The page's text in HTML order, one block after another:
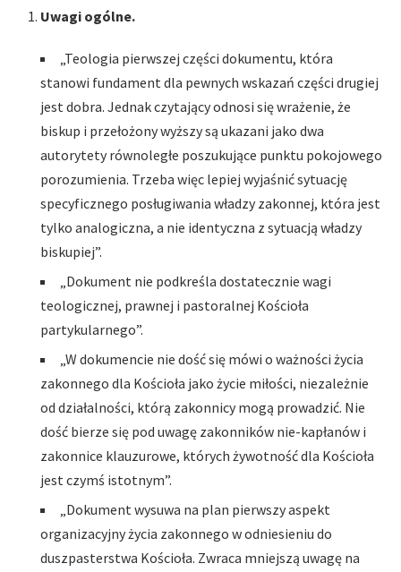
Uwagi ogólne.
„Teologia pierwszej części dokumentu, która
stanowi fundament dla pewnych wskazań części drugiej
jest dobra. Jednak czytający odnosi się wrażenie, że
biskup i przełożony wyższy są ukazani jako dwa
autorytety równoległe poszukujące punktu pokojowego
porozumienia. Trzeba więc lepiej wyjaśnić sytuację
specyficznego posługiwania władzy zakonnej, która jest
tylko analogiczna, a nie identyczna z sytuacją władzy
biskupiej”.
„Dokument nie podkreśla dostatecznie wagi
teologicznej, prawnej i pastoralnej Kościoła
partykularnego”.
„W dokumencie nie dość się mówi o ważności życia
zakonnego dla Kościoła jako życie miłości, niezależnie
od działalności, którą zakonnicy mogą prowadzić. Nie
dość bierze się pod uwagę zakonników nie-kapłanów i
zakonnice klauzurowe, których żywotność dla Kościoła
jest czymś istotnym”.
„Dokument wysuwa na plan pierwszy aspekt
organizacyjny życia zakonnego w odniesieniu do
duszpasterstwa Kościoła. Zwraca mniejszą uwagę na